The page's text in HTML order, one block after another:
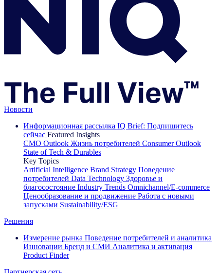
Новости
Информационная рассылка IQ Brief: Подпишитесь
сейчас Featured Insights
CMO Outlook Жизнь потребителей Consumer Outlook
State of Tech & Durables
Key Topics
Artificial Intelligence Brand Strategy Поведение
потребителей Data Technology Здоровье и
благосостояние Industry Trends Omnichannel/E-commerce
Ценообразование и продвижение Работа с новыми
запусками Sustainability/ESG
Решения
Измерение рынка Поведение потребителей и аналитика
Инновации Бренд и СМИ Аналитика и активация
Product Finder